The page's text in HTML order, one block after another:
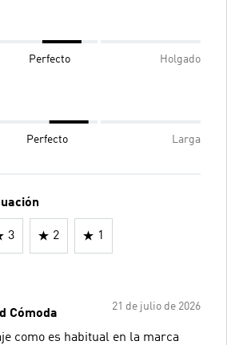
Perfecto Holgado
Perfecto Larga
3 2 1
21 de julio de 2026
Cómoda
como es habitual en la marca